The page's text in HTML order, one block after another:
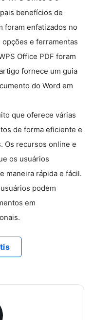
benefícios de
foram enfatizados no
e ferramentas
Office PDF foram
fornece um guia
do Word em
que oferece várias
de forma eficiente e
Os recursos online e
os usuários
maneira rápida e fácil.
podem
em